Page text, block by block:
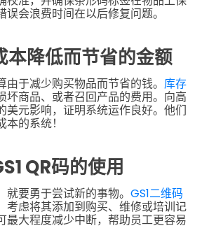
会浪费时间在以后修复问题。
本降低而节省的金额
于减少购买物品而节省的钱。 库存
坏商品、或者召回产品的费用。向高
美元影响，证明系统运作良好。他们
的系统！
QR码的使用
要勇于尝试新的事物。 GS1二维码
考虑将其添加到购买、维修或培训记
最大程度减少中断，帮助员工更容易